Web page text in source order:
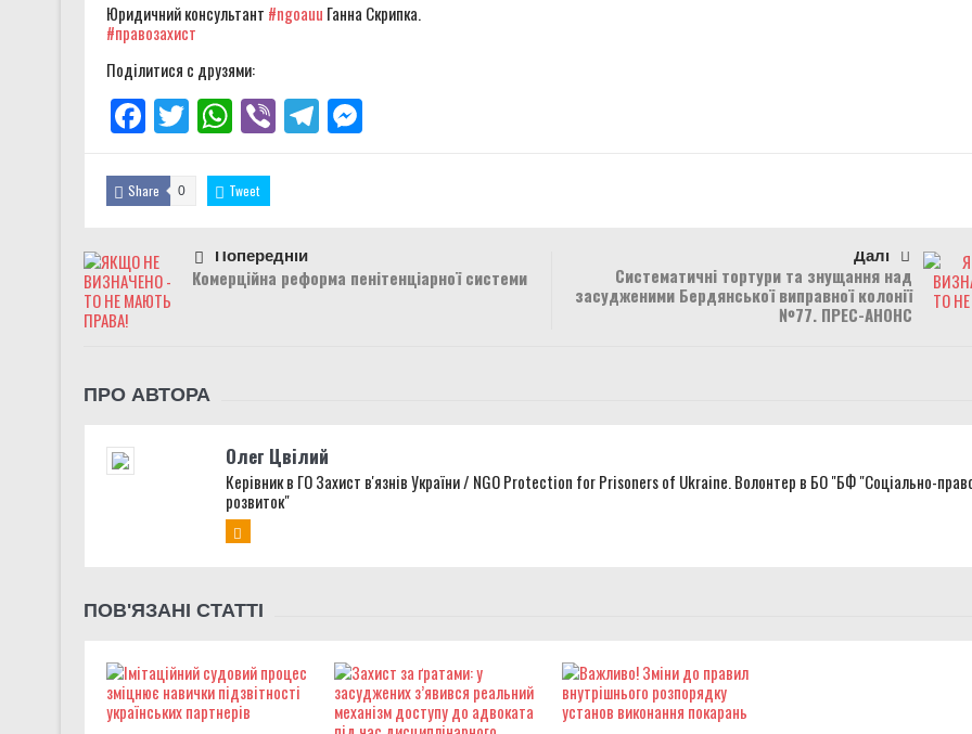
Юридичний консультант #ngoauu Ганна Скрипка.
#правозахист
Поділитися с друзями:
Facebook
TwitterWhatsApp
ViberTelegramMessenger
Share 0 Tweet
Попередній
Комерційна реформа пенітенціарної системи
Далі
Систематичні тортури та знущання над
засудженими Бердянської виправної колонії
№77. ПРЕС-АНОНС
ПРО АВТОРА
Олег Цвілий
Керівник в ГО Захист в'язнів України / NGO Protection for Prisoners of Ukraine. Волонтер в БО "БФ "Соціально-
розвиток"
ПОВ'ЯЗАНІ СТАТТІ